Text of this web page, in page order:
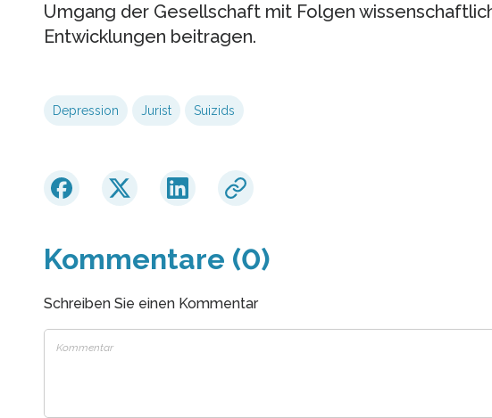
Umgang der Gesellschaft mit Folgen
Entwicklungen beitragen.
Depression Jurist Suizids
Kommentare (0)
Schreiben Sie einen Kommentar